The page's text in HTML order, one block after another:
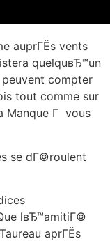
auprГЁs vents
quelquвЂ™un
compter
tout comme sur
Manque Г vous
se dГ©roulent
lвЂ™amitiГ©
aprГЁs